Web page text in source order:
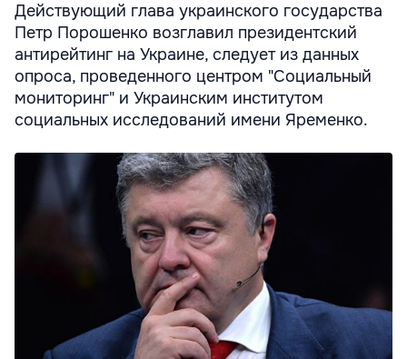
Действующий глава украинского государства
Петр Порошенко возглавил президентский
антирейтинг на Украине, следует из данных
опроса, проведенного центром "Социальный
мониторинг" и Украинским институтом
социальных исследований имени Яременко.